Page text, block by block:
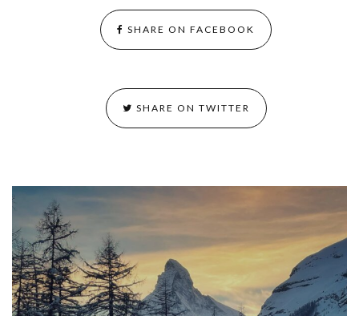
SHARE ON FACEBOOK
SHARE ON TWITTER